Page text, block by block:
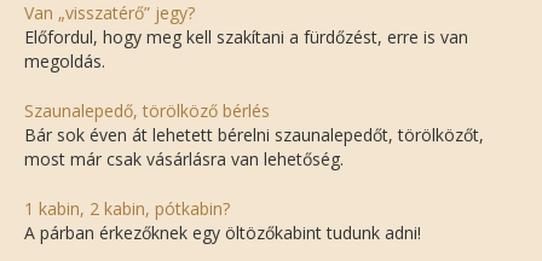
Van „visszatérő” jegy?
Előfordul, hogy meg kell szakítani a fürdőzést, erre is van
megoldás.
Szaunalepedő, törölköző bérlés
Bár sok éven át lehetett bérelni szaunalepedőt, törölközőt,
most már csak vásárlásra van lehetőség.
1 kabin, 2 kabin, pótkabin?
A párban érkezőknek egy öltözőkabint tudunk adni!